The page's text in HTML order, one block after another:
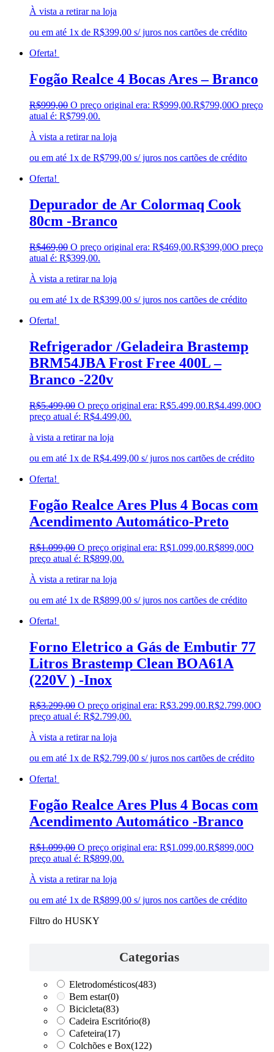
À vista a retirar na loja
ou em até 1x de R$399,00 s/ juros nos cartões de crédito
Oferta!
Fogão Realce 4 Bocas Ares – Branco
R$999,00 O preço original era: R$999,00.R$799,00O preço
atual é: R$799,00.
À vista a retirar na loja
ou em até 1x de R$799,00 s/ juros nos cartões de crédito
Oferta!
Depurador de Ar Colormaq Cook
80cm -Branco
R$469,00 O preço original era: R$469,00.R$399,00O preço
atual é: R$399,00.
À vista a retirar na loja
ou em até 1x de R$399,00 s/ juros nos cartões de crédito
Oferta!
Refrigerador /Geladeira Brastemp
BRM54JBA Frost Free 400L –
Branco -220v
R$5.499,00 O preço original era: R$5.499,00.R$4.499,00O
preço atual é: R$4.499,00.
à vista a retirar na loja
ou em até 1x de R$4.499,00 s/ juros nos cartões de crédito
Oferta!
Fogão Realce Ares Plus 4 Bocas com
Acendimento Automático-Preto
R$1.099,00 O preço original era: R$1.099,00.R$899,00O
preço atual é: R$899,00.
À vista a retirar na loja
ou em até 1x de R$899,00 s/ juros nos cartões de crédito
Oferta!
Forno Eletrico a Gás de Embutir 77
Litros Brastemp Clean BOA61A
(220V ) -Inox
R$3.299,00 O preço original era: R$3.299,00.R$2.799,00O
preço atual é: R$2.799,00.
À vista a retirar na loja
ou em até 1x de R$2.799,00 s/ juros nos cartões de crédito
Oferta!
Fogão Realce Ares Plus 4 Bocas com
Acendimento Automático -Branco
R$1.099,00 O preço original era: R$1.099,00.R$899,00O
preço atual é: R$899,00.
À vista a retirar na loja
ou em até 1x de R$899,00 s/ juros nos cartões de crédito
Filtro do HUSKY
Categorias
Eletrodomésticos(483)
Bem estar(0)
Bicicleta(83)
Cadeira Escritório(8)
Cafeteira(17)
Colchões e Box(122)